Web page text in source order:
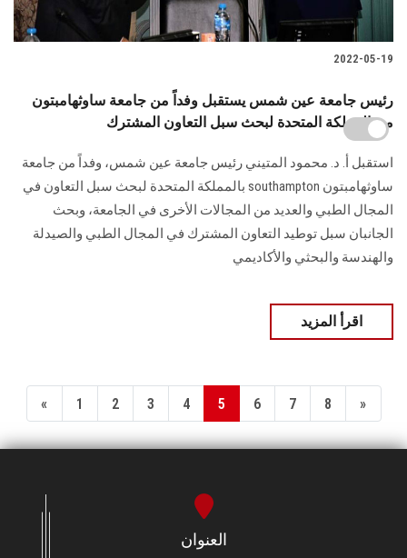
2022-05-19
رئيس جامعة عين شمس يستقبل وفداً من جامعة ساوثهامبتون
من المملكة المتحدة لبحث سبل التعاون المشترك
استقبل أ. د. محمود المتيني رئيس جامعة عين شمس، وفداً من جامعة
ساوثهامبتون southampton بالمملكة المتحدة لبحث سبل التعاون في
المجال الطبي والعديد من المجالات الأخرى في الجامعة، وبحث
الجانبان سبل توطيد التعاون المشترك في المجال الطبي والصيدلة
والهندسة والبحثي والأكاديمي
اقرأ المزيد
« 1 2 3 4 5 6 7 8 »
العنوان